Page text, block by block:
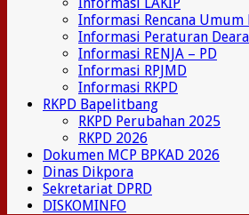
Informasi Rencana Umum
Informasi Peraturan
Informasi RENJA – PD
Informasi RPJMD
Informasi RKPD
RKPD Bapelitbang
RKPD Perubahan 2025
RKPD 2026
Dokumen MCP BPKAD 2026
Dinas Dikpora
Sekretariat DPRD
DISKOMINFO